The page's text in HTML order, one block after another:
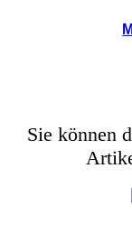
Sie können